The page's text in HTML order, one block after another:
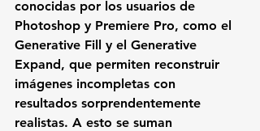
conocidas por los usuarios de
Photoshop y Premiere Pro, como el
Generative Fill y el Generative
Expand, que permiten reconstruir
imágenes incompletas con
resultados sorprendentemente
realistas. A esto se suman